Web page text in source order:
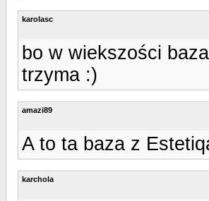
karolasc
bo w wiekszości
trzyma :)
amazi89
A to ta baza z
karchola